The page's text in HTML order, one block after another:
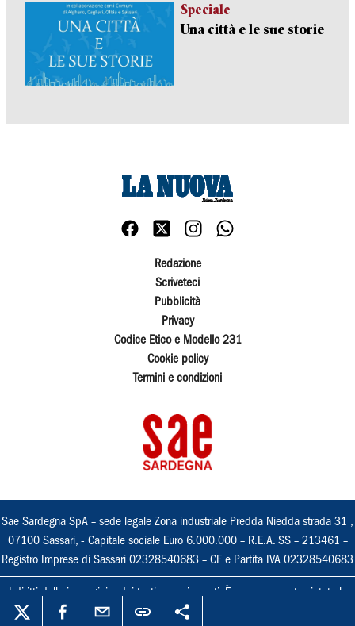
Speciale
Una città e le sue storie
Redazione
Scriveteci
Pubblicità
Privacy
Codice Etico e Modello 231
Cookie policy
Termini e condizioni
Sae Sardegna SpA – sede legale Zona industriale Predda Niedda strada 31 ,
07100 Sassari, - Capitale sociale Euro 6.000.000 – R.E.A. SS – 213461 –
Registro Imprese di Sassari 02328540683 – CF e Partita IVA 02328540683
I diritti delle immagini e dei testi sono riservati. È espressamente vietata la
loro riproduzione con qualsiasi mezzo e l'adattamento totale o parziale.